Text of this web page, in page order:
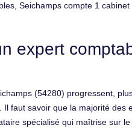
Seichamps compte 1 cabinet
expert
(54280) progressent,
faut savoir que la majorité
spécialisé qui maîtrise sur